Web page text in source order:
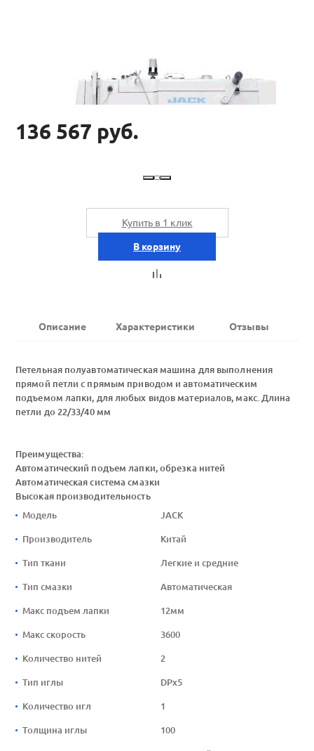
136 567 руб.
Купить в 1 клик
В корзину
Описание Характеристики Отзывы
Петельная полуавтоматическая машина для выполнения
прямой петли с прямым приводом и автоматическим
подъемом лапки, для любых видов материалов, макс. Длина
петли до 22/33/40 мм
Преимущества:
Автоматический подъем лапки, обрезка нитей
Автоматическая система смазки
Высокая производительность
Модель
JACK
Производитель Китай
Тип ткани Легкие и средние
Тип смазки Автоматическая
Макс подъем лапки 12мм
Макс скорость 3600
Количество нитей 2
Тип иглы DPx5
Количество игл 1
Толщина иглы 100